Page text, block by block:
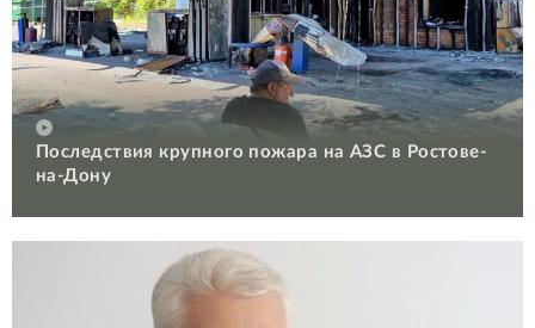
Последствия крупного пожара на АЗС в Ростове-
на-Дону